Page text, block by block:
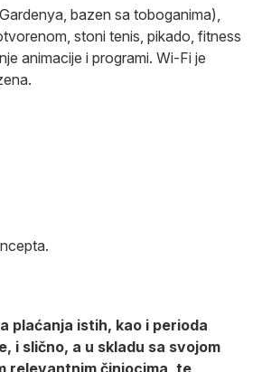
bazen sa toboganima),
stoni tenis, pikado, fitness
animacije i programi. Wi-Fi je
plaćanja istih, kao i perioda
i slično, a u skladu sa svojom
relevantnim činiocima, te